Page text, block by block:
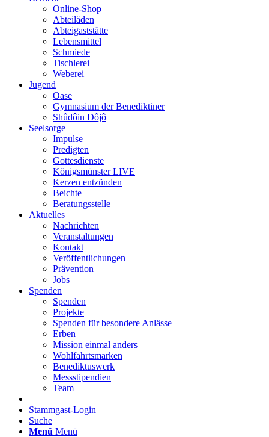
Online-Shop
Abteiläden
Abteigaststätte
Lebensmittel
Schmiede
Tischlerei
Weberei
Jugend
Oase
Gymnasium der Benediktiner
Shûdôin Dôjô
Seelsorge
Impulse
Predigten
Gottesdienste
Königsmünster LIVE
Kerzen entzünden
Beichte
Beratungsstelle
Aktuelles
Nachrichten
Veranstaltungen
Kontakt
Veröffentlichungen
Prävention
Jobs
Spenden
Spenden
Projekte
Spenden für besondere Anlässe
Erben
Mission einmal anders
Wohlfahrtsmarken
Benediktuswerk
Messstipendien
Team
Stammgast-Login
Suche
Menü Menü